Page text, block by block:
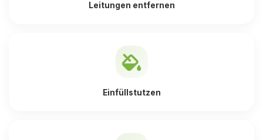
Leitungen entfernen
Einfüllstutzen